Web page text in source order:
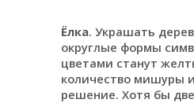
Ёлка. Украшать
округлые формы
цветами станут
количество мишуры
решение. Хотя бы